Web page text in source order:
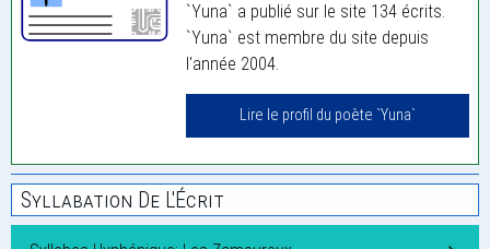
`Yuna` a publié sur le site 134 écrits.
`Yuna` est membre du site depuis
l'année 2004.
Lire le profil du poète `Yuna`
Syllabation De L'Écrit